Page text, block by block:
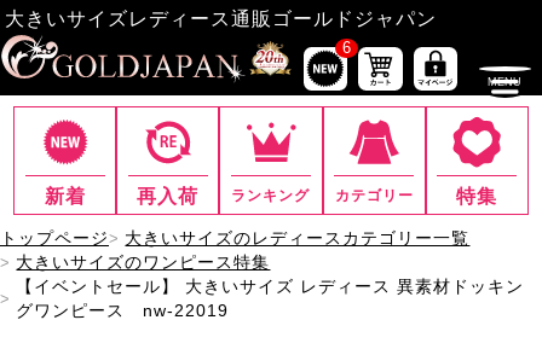
大きいサイズレディース通販ゴールドジャパン
6
新着 再入荷 ランキング カテゴリー 特集
トップページ
大きいサイズのレディースカテゴリー一覧
大きいサイズのワンピース特集
【イベントセール】 大きいサイズ レディース 異素材ドッキン
グワンピース nw-22019